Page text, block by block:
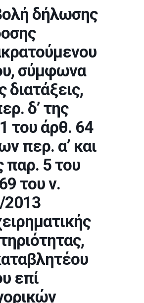
δήλωσης
σύμφωνα
διατάξεις,
δ’ της
του άρθ. 64
περ. α’ και
παρ. 5 του
του ν.
2013
επί